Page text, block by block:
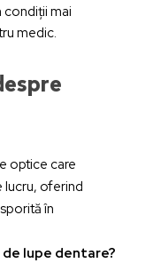
condiții mai
medic.
optice care
lucru, oferind
în
lupe dentare?